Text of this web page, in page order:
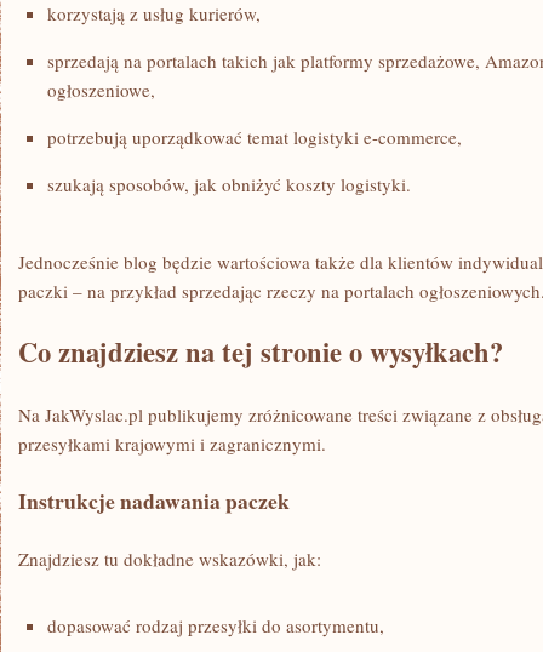
korzystają z usług kurierów,
sprzedają na portalach takich jak platformy sprzedażowe,
ogłoszeniowe,
potrzebują uporządkować temat logistyki e-commerce,
szukają sposobów, jak obniżyć koszty logistyki.
Jednocześnie blog będzie wartościowa także dla klientów
paczki – na przykład sprzedając rzeczy na portalach
Co znajdziesz na tej stronie o wysyłkach?
Na JakWyslac.pl publikujemy zróżnicowane treści związane z
przesyłkami krajowymi i zagranicznymi.
Instrukcje nadawania paczek
Znajdziesz tu dokładne wskazówki, jak:
dopasować rodzaj przesyłki do asortymentu,